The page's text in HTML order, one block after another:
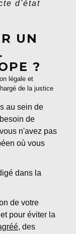
d'état
UN
?
légale et
de la justice
au sein de
de
n'avez pas
où vous
dans la
de votre
pour éviter la
, des